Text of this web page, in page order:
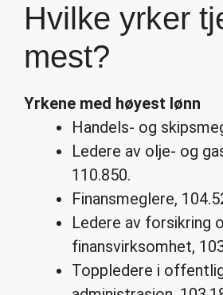
Hvilke yrker
mest?
Yrkene med høyest lønn
Handels- og
Ledere av olje- og
110.850.
Finansmeglere,
Ledere av forsikring
finansvirksomhet,
Toppledere i